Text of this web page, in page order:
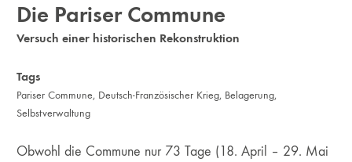
Die Pariser Commune
Versuch einer historischen Rekonstruktion
Tags
Pariser Commune, Deutsch-Französischer Krieg, Belagerung,
Selbstverwaltung
Obwohl die Commune nur 73 Tage (18. April – 29. Mai